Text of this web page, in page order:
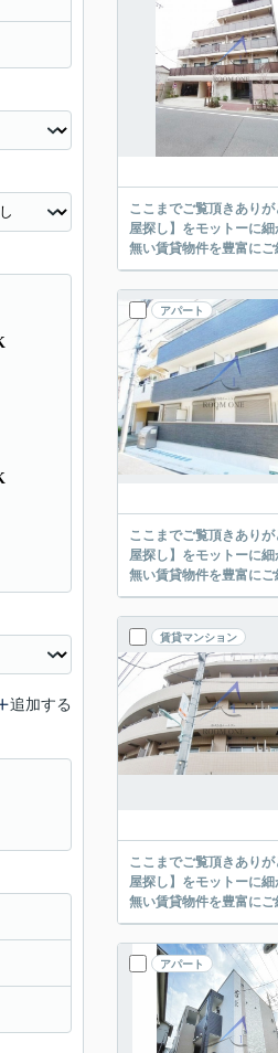
ここまでご覧頂きありがとうございます。 お部屋探しの際には、皆さまそれぞれこだ
屋探し】をモットーに細かいヒア
アパート
ここまでご覧頂きありがとうございます。 お部屋探しの際には、皆さまそれぞれこだ
屋探し】をモットーに細かいヒア
賃貸マンション
ここまでご覧頂きありがとうございます。 お部屋探しの際には、皆さまそれぞれこだ
屋探し】をモットーに細かいヒア
アパート
追加する